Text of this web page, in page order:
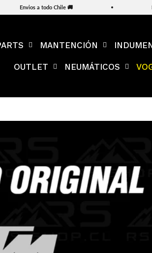
Envios a todo Chile 🚚
MANTENCIÓN
OUTLET NEUMÁTICOS